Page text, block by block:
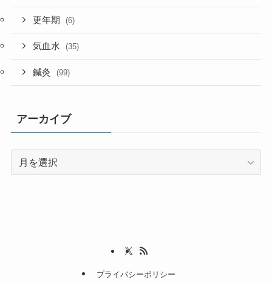
更年期 (6)
気血水 (35)
鍼灸 (99)
アーカイブ
プライバシーポリシー